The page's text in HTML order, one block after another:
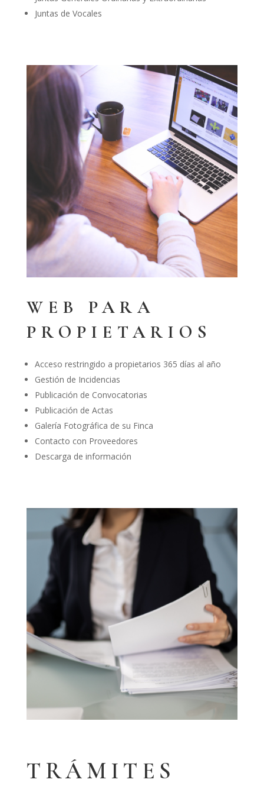
Juntas de Vocales
WEB PARA
PROPIETARIOS
Acceso restringido a propietarios 365 días al año
Gestión de Incidencias
Publicación de Convocatorias
Publicación de Actas
Galería Fotográfica de su Finca
Contacto con Proveedores
Descarga de información
TRÁMITES